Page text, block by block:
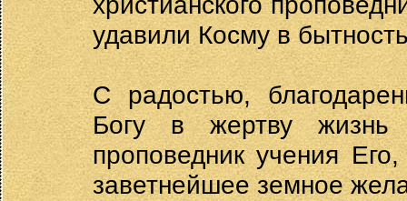
удавили Косму в
С радостью,
Богу в жертву жизнь
проповедник учения
заветнейшее земное